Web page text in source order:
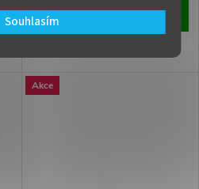
Souhlasím
DO KOŠÍKU
Akce